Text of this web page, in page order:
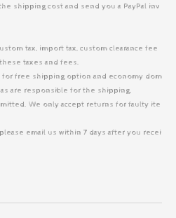
shipping cost and send you a PayPal inv
tax, import tax, custom clearance fee
taxes and fees.
free shipping option and economy dom
are responsible for the shipping.
We only accept returns for faulty ite
email us within 7 days after you recei